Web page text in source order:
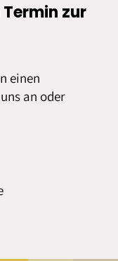
zur
einen
an oder